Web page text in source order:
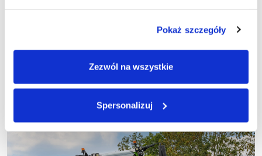
Pokaż szczegóły
Zezwól na wszystkie
Spersonalizuj
do 220 l/min.